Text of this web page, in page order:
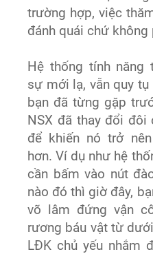
trường hợp, việc
đánh quái chứ
Hệ thống tính năng
sự mới lạ, vẫn quy
bạn đã từng gặp
NSX đã thay đổi
để khiến nó trở
hơn. Ví dụ như hệ
cần bấm vào nút
nào đó thì giờ đây,
võ lâm đứng vận
rương báu vật từ
LĐK chủ yếu nhắm